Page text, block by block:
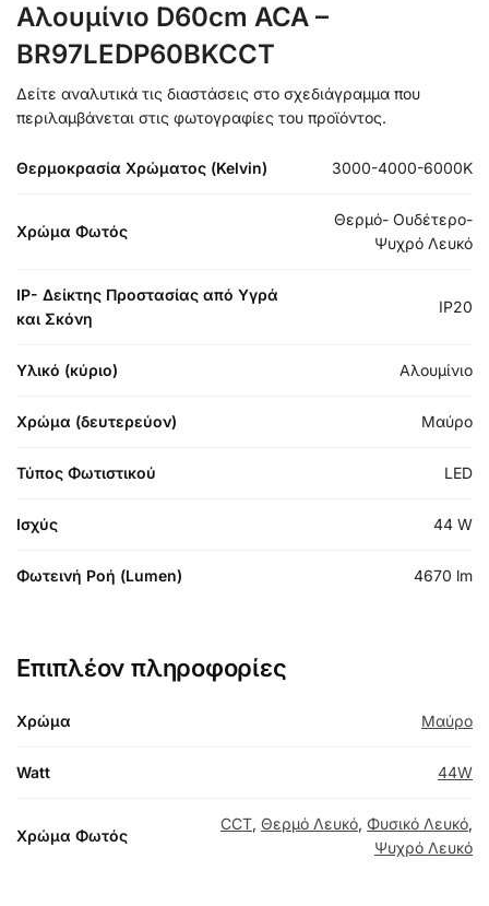
Αλουμίνιο D60cm ACA –
BR97LEDP60BKCCT
Δείτε αναλυτικά τις διαστάσεις στο σχεδιάγραμμα που
περιλαμβάνεται στις φωτογραφίες του προϊόντος.
Θερμοκρασία Χρώματος (Kelvin) 3000-4000-6000K
Χρώμα Φωτός
Θερμό- Ουδέτερο-
Ψυχρό Λευκό
IP- Δείκτης Προστασίας από Υγρά
και Σκόνη
IP20
Υλικό (κύριο) Αλουμίνιο
Χρώμα (δευτερεύον) Μαύρο
Τύπος Φωτιστικού LED
Ισχύς 44 W
Φωτεινή Ροή (Lumen) 4670 lm
Επιπλέον πληροφορίες
Χρώμα Μαύρο
Watt 44W
Χρώμα Φωτός
CCT, Θερμό Λευκό, Φυσικό Λευκό,
Ψυχρό Λευκό